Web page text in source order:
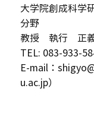
大学院創成科学
分野
教授 執行 正
TEL: 083-933-
E-mail：
u.ac.jp）